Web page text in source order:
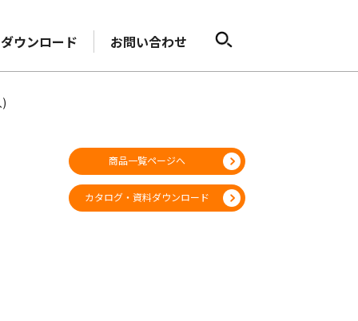
ダウンロード お問い合わせ
商品一覧ページへ
カタログ・資料ダウンロード